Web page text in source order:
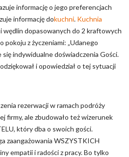
informację o jego preferencjach
informację dokuchni. Kuchnia
dopasowanych do 2 kraftowych
z życzeniami: „Udanego
się indywidualne doświadczenia Gości.
i opowiedział o tej sytuacji
rezerwacji w ramach podróży
firmy, ale zbudowało też wizerunek
który dba o swoich gości.
zaangażowania WSZYSTKICH
empatii i radości z pracy. Bo tylko